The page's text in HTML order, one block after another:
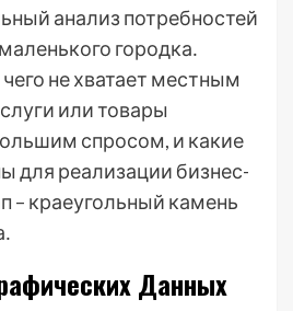
анализ потребностей
городка․
не хватает местным
или товары
спросом, и какие
для реализации бизнес-
– краеугольный камень
Данных